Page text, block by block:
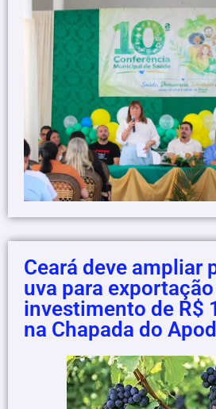
Ceará deve ampliar
uva para
investimento de R$
na Chapada do